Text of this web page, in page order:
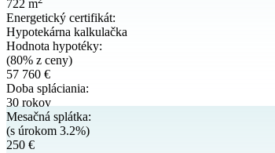
722 m
Energetický certifikát:
Hypotekárna kalkulačka
Hodnota hypotéky:
(80% z ceny)
57 760 €
Doba spláciania:
30 rokov
Mesačná splátka:
(s úrokom 3.2%)
250 €